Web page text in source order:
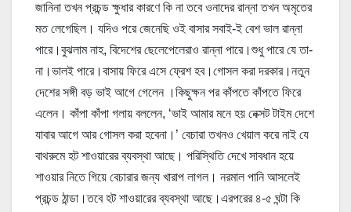
জানিনা তখন প্রচন্ড ক্ষুধার কারণে কি না তবে ওনাদের রান্না তখন অমৃতের
মত লেগেছিল। যদিও পরে জেনেছি ওই বাসার সবাই-ই বেশ ভাল রান্না
পারে।বুঝলাম নাহ, বিদেশের ছেলেপেলেরাও রান্না পারে।শুধু পারে যে তা-
না।ভালই পারে।বাসায় ফিরে এসে ফ্রেশ হব।গোসল করা দরকার।নতুন
দেশের সঙ্গী বড় ভাই আগে গেলেন ।কিছুক্ষন পর কাঁপতে কাঁপতে ফিরে
এলেন। কাঁপা কাঁপা গলায় বললেন, ‘ভাই আমার মনে হয় নেক্সট টাইম দেশে
যাবার আগে আর গোসল করা হবেনা।’ বেচারা তখনও খেয়াল করে নাই যে
বাথরুমে হট শাওয়ারের ব্যবস্থা আছে। পরিস্থিতি দেখে সাবধান হয়ে
শাওয়ার নিতে গিয়ে বেচারার জন্য খারাপ লাগল। নরমাল পানি আসলেই
প্রচন্ড ঠান্ডা।তবে হট শাওয়ারের ব্যবস্থা আছে।এরপরের ৪-৫ ঘন্টা কি